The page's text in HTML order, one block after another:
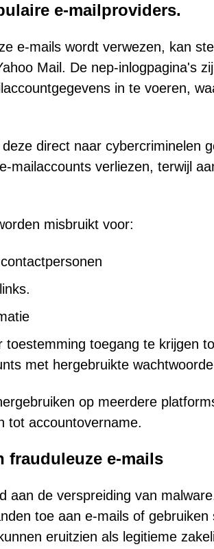
e-mailproviders.
e-mails wordt verwezen, kan
Mail. De nep-inlogpagina's
in te voeren,
direct naar cybercriminelen
mailaccounts verliezen, terwijl
misbruikt voor:
toegang te krijgen
met hergebruikte
op meerdere
tot accountovername.
frauduleuze e-mails
aan de verspreiding van
toe aan e-mails of gebruiken
eruitzien als legitieme